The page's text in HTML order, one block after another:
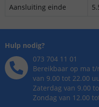
Aansluiting einde
Hulp nodig?
073 704 11 01
Bereikbaar op ma
van 9.00 tot 22.00
Zaterdag van 9.00
Zondag van 12.00